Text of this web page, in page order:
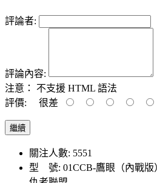
評論者:
評論內容:
注意：
不支援 HTML 語法
評價: 很差
繼續
關注人數: 5551
型 號: 01CCB-鷹眼（內戰版